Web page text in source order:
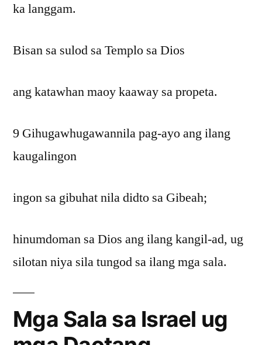
ka langgam.
Bisan sa sulod sa Templo sa Dios
ang katawhan maoy kaaway sa propeta.
9 Gihugawhugawannila pag-ayo ang ilang
kaugalingon
ingon sa gibuhat nila didto sa Gibeah;
hinumdoman sa Dios ang ilang kangil-ad, ug
silotan niya sila tungod sa ilang mga sala.
Mga Sala sa Israel ug